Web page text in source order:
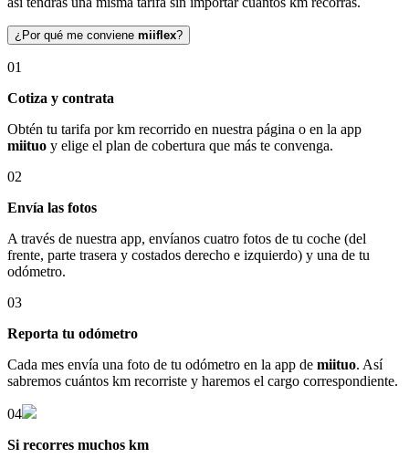
¿Por qué me conviene miiflex?
01
Cotiza y contrata
Obtén tu tarifa por km recorrido en nuestra página o en la app
miituo y elige el plan de cobertura que más te convenga.
02
Envía las fotos
A través de nuestra app, envíanos cuatro fotos de tu coche (del
frente, parte trasera y costados derecho e izquierdo) y una de tu
odómetro.
03
Reporta tu odómetro
Cada mes envía una foto de tu odómetro en la app de miituo. Así
sabremos cuántos km recorriste y haremos el cargo correspondiente.
04
Si recorres muchos km